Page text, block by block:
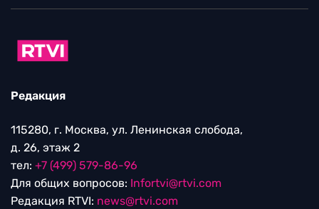
Редакция
115280, г. Москва, ул. Ленинская слобода,
д. 26, этаж 2
тел: +7 (499) 579-86-96
Для общих вопросов: Infortvi@rtvi.com
Редакция RTVI: news@rtvi.com